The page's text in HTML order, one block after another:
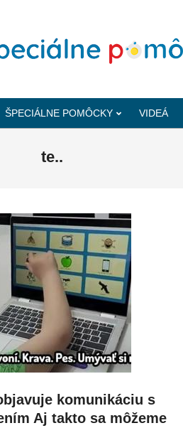
ŠPECIÁLNE POMÔCKY VIDEÁ
te..
komunikáciu s
Aj takto sa môžeme